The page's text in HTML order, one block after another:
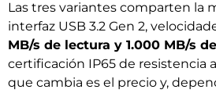
Las tres variantes comparten la
interfaz USB 3.2 Gen 2,
MB/s de lectura y 1.000 MB/s
certificación IP65 de resistencia
que cambia es el precio y,